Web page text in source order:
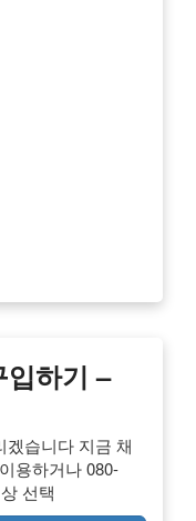
하기 –
겠습니다 지금 채
용하거나 080-
선택